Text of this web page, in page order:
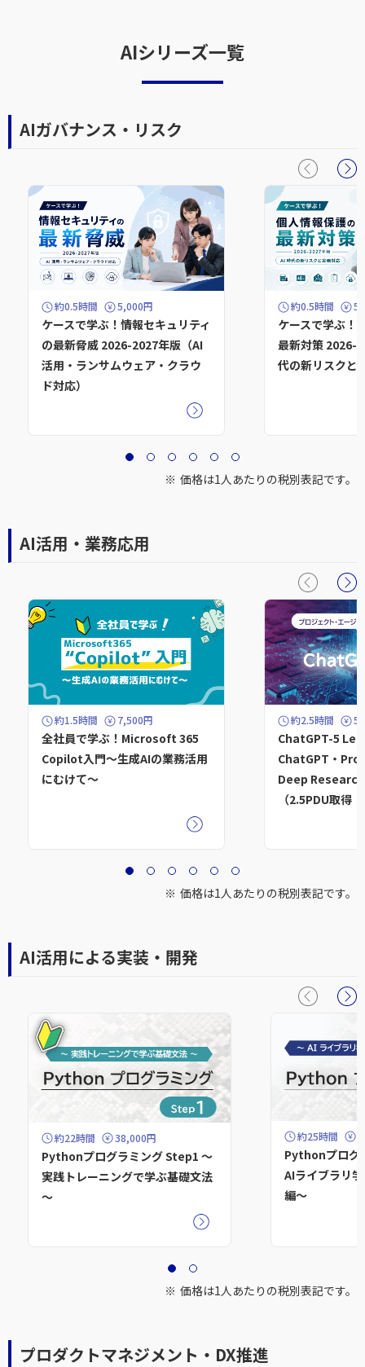
AIシリーズ一覧
AIガバナンス・リスク
約0.5時間 5,000円
ケースで学ぶ！情報セキュリティ
の最新脅威 2026-2027年版（AI
活用・ランサムウェア・クラウ
ド対応）
約0.5時間
ケースで学ぶ！
最新対策 2026-
代の新リスクと
価格は1人あたりの税別表記です。
AI活用・業務応用
約1.5時間 7,500円
全社員で学ぶ！Microsoft 365
Copilot入門～生成AIの業務活用
にむけて～
約2.5時間
ChatGPT-5
ChatGPT・
Deep
（2.5PDU取得
価格は1人あたりの税別表記です。
AI活用による実装・開発
約22時間 38,000円
Pythonプログラミング Step1 ～
実践トレーニングで学ぶ基礎文法
～
約25時間
Pythonプログ
AIライブラリ
編～
価格は1人あたりの税別表記です。
プロダクトマネジメント・DX推進